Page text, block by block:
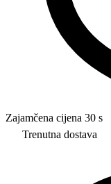
Zajamčena cijena 30 s
Trenutna dostava